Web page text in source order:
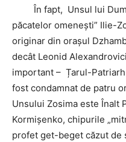
În fapt, Unsul lui
păcatelor omenești” Ilie-
originar din orașul
decât Leonid
important – Țarul-
fost condamnat de patru
Unsului Zosima este Înalt
Kormișenko, chipurile
profet get-beget căzut de